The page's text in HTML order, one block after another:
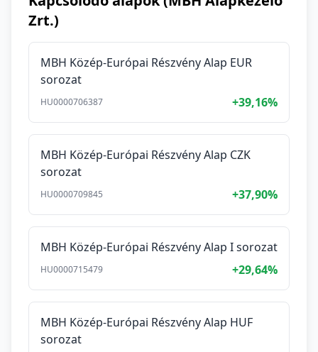
Zrt.)
MBH Közép-Európai Részvény Alap EUR
sorozat
HU0000706387 +39,16%
MBH Közép-Európai Részvény Alap CZK
sorozat
HU0000709845 +37,90%
MBH Közép-Európai Részvény Alap I sorozat
HU0000715479 +29,64%
MBH Közép-Európai Részvény Alap HUF
sorozat